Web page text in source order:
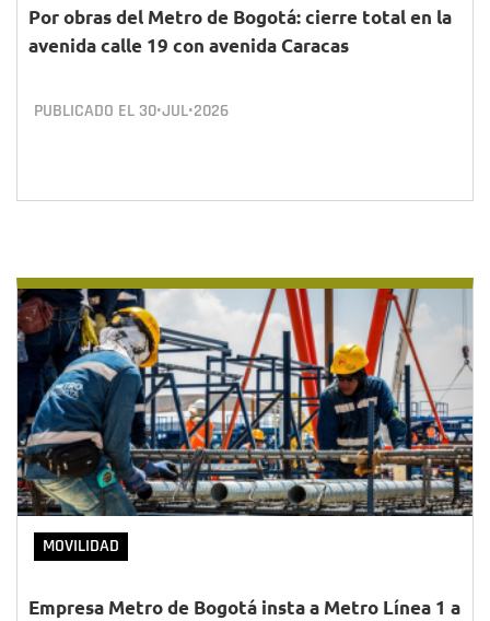
Por obras del Metro de Bogotá: cierre total en la
avenida calle 19 con avenida Caracas
PUBLICADO EL 30•JUL•2026
MOVILIDAD
Empresa Metro de Bogotá insta a Metro Línea 1 a